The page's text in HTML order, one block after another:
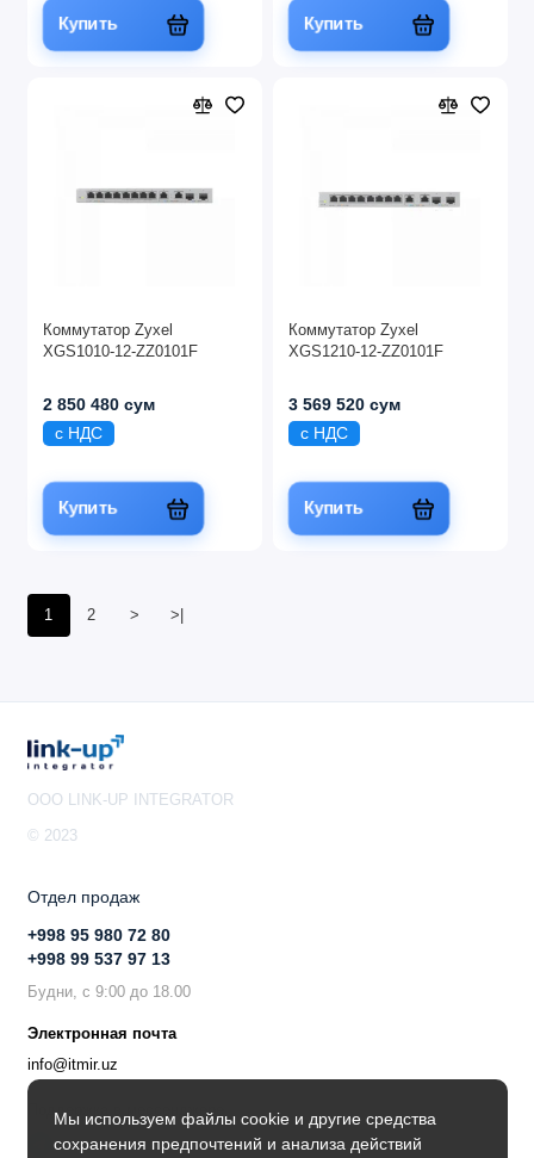
Купить Купить
Коммутатор Zyxel
XGS1010-12-ZZ0101F
2 850 480 сум
с НДС
Купить
Коммутатор Zyxel
XGS1210-12-ZZ0101F
3 569 520 сум
с НДС
Купить
1 2 > >|
Мы используем файлы cookie и другие средства
сохранения предпочтений и анализа действий
OOO LINK-UP INTEGRATOR
© 2023
Отдел продаж
+998 95 980 72 80
+998 99 537 97 13
Будни, с 9:00 до 18.00
Электронная почта
info@itmir.uz
Поддержка в мессенджере